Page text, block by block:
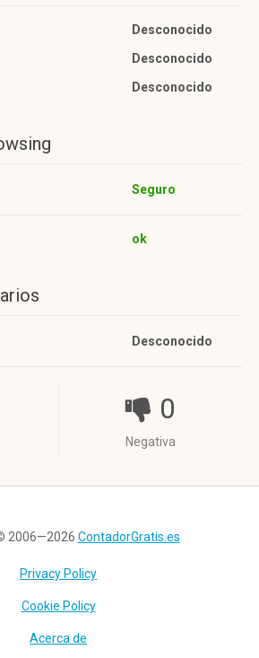
Desconocido
Desconocido
Desconocido
Seguro
ok
Desconocido
0
Negativa
2006—2026 ContadorGratis.es
Privacy Policy
Cookie Policy
Acerca de